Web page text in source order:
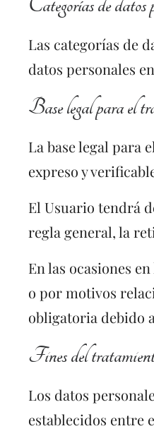
Las categorías de
datos personales
Base legal para el
La base legal para
expreso y
El Usuario tendrá
regla general, la
En las ocasiones
o por motivos
obligatoria debido
Fines del
Los datos
establecidos entre